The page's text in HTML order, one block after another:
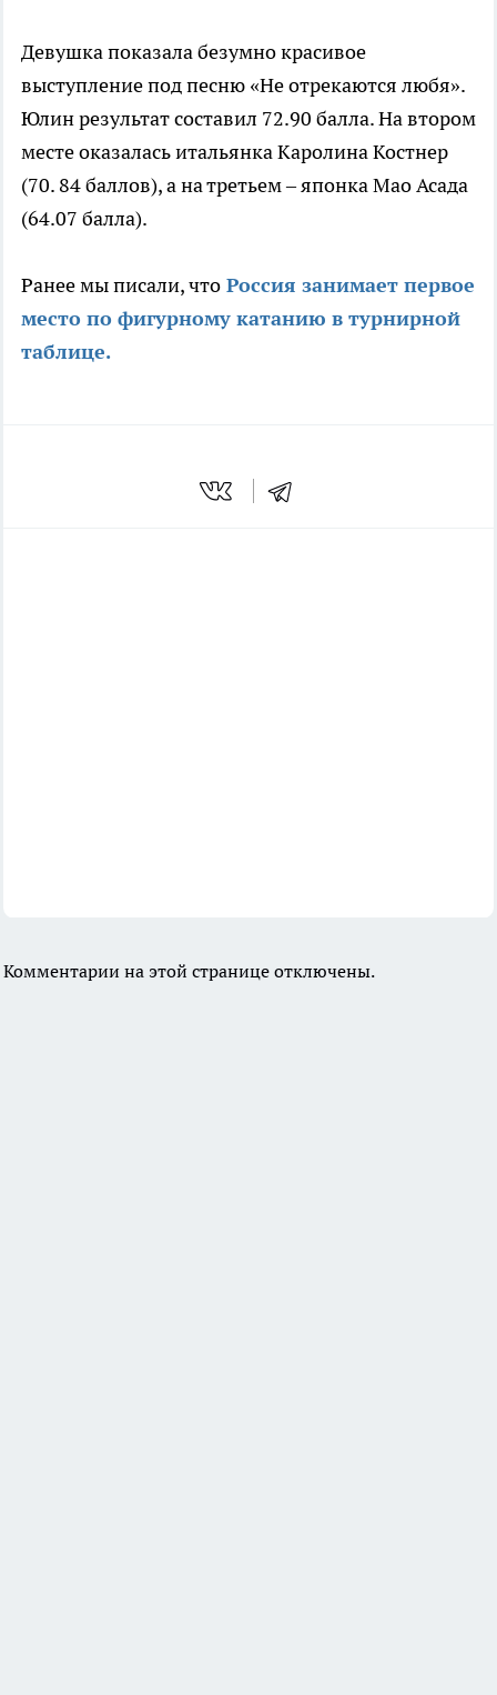
Девушка показала безумно красивое
выступление под песню «Не отрекаются любя».
Юлин результат составил 72.90 балла. На втором
месте оказалась итальянка Каролина Костнер
(70. 84 баллов), а на третьем – японка Мао Асада
(64.07 балла).
Ранее мы писали, что Россия занимает первое
место по фигурному катанию в турнирной
таблице.
Комментарии на этой странице отключены.